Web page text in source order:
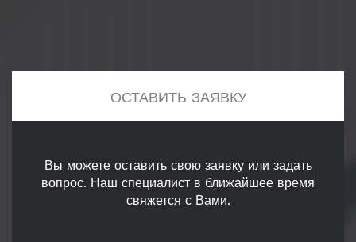
ОСТАВИТЬ ЗАЯВКУ
Вы можете оставить свою заявку или задать
вопрос. Наш специалист в ближайшее время
свяжется с Вами.